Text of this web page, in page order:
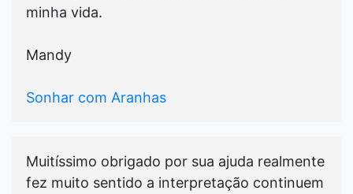
minha vida.
Mandy
Sonhar com Aranhas
Muitíssimo obrigado por sua ajuda realmente
fez muito sentido a interpretação continuem